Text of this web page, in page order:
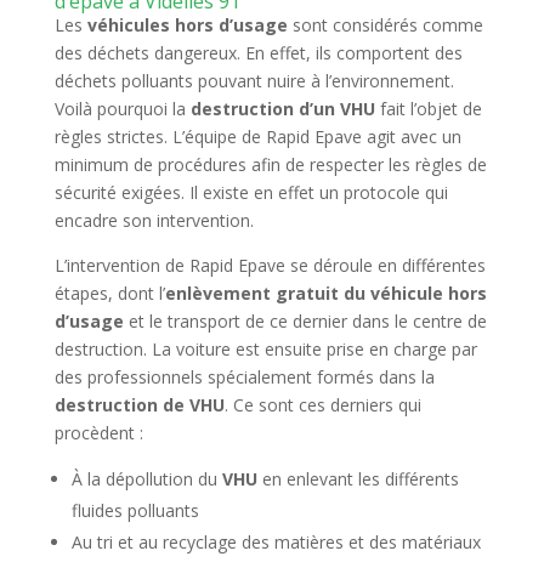
Les véhicules hors d’usage sont considérés comme
des déchets dangereux. En effet, ils comportent des
déchets polluants pouvant nuire à l’environnement.
Voilà pourquoi la destruction d’un VHU fait l’objet de
règles strictes. L’équipe de Rapid Epave agit avec un
minimum de procédures afin de respecter les règles de
sécurité exigées. Il existe en effet un protocole qui
encadre son intervention.
L’intervention de Rapid Epave se déroule en différentes
étapes, dont l’enlèvement gratuit du véhicule hors
d’usage et le transport de ce dernier dans le centre de
destruction. La voiture est ensuite prise en charge par
des professionnels spécialement formés dans la
destruction de VHU. Ce sont ces derniers qui
procèdent :
À la dépollution du VHU en enlevant les différents
fluides polluants
Au tri et au recyclage des matières et des matériaux